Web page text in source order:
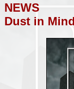
NEWS
Dust in